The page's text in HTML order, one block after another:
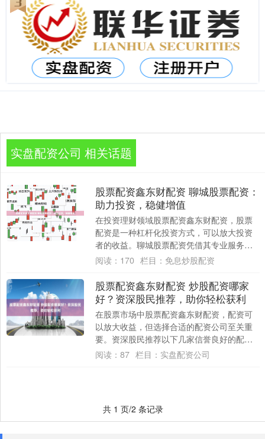
实盘配资公司 相关话题
股票配资鑫东财配资 聊城股票配资：
助力投资，稳健增值
在投资理财领域股票配资鑫东财配资，股票
配资是一种杠杆化投资方式，可以放大投资
者的收益。聊城股票配资凭借其专业服务和
稳健风控，为投资者提供可靠的增值渠道。 *
阅读： 170 栏目： 免息炒股配资
股票配资鑫东财配资 炒股配资哪家
好？资深股民推荐，助你轻松获利
在股票市场中股票配资鑫东财配资，配资可
以放大收益，但选择合适的配资公司至关重
要。资深股民推荐以下几家信誉良好的配资
公司： * **安全保障：**正规网站拥有完善....
阅读： 87 栏目： 实盘配资公司
共 1 页/2 条记录